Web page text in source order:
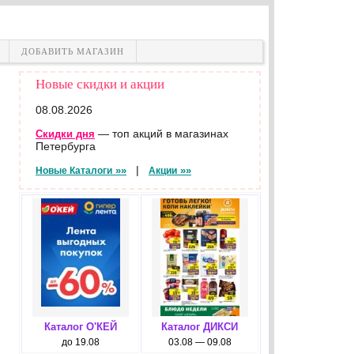
ДОБАВИТЬ МАГАЗИН
Новые скидки и акции
08.08.2026
Скидки дня — топ акций в магазинах
Петербурга
Новые Каталоги »» | Акции »»
Каталог О'КЕЙ
до 19.08
Каталог ДИКСИ
03.08 — 09.08